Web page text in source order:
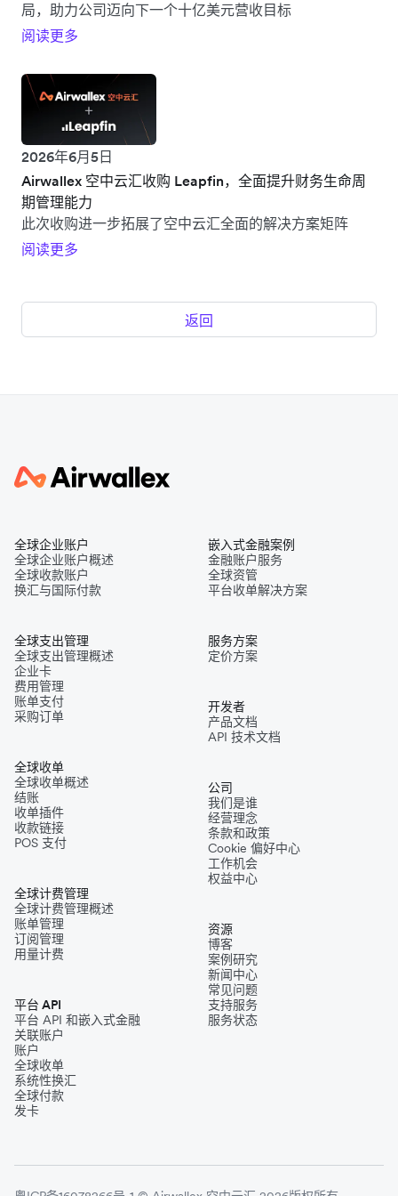
局，助力公司迈向下一个十亿美元营收目标
阅读更多
2026年6月5日
Airwallex 空中云汇收购 Leapfin，全面提升财务生命周
期管理能力
此次收购进一步拓展了空中云汇全面的解决方案矩阵
阅读更多
返回
全球企业账户
全球企业账户概述
全球收款账户
换汇与国际付款
全球支出管理
全球支出管理概述
企业卡
费用管理
账单支付
采购订单
全球收单
全球收单概述
结账
收单插件
收款链接
POS 支付
全球计费管理
全球计费管理概述
账单管理
订阅管理
用量计费
平台 API
平台 API 和嵌入式金融
关联账户
账户
全球收单
系统性换汇
全球付款
发卡
嵌入式金融案例
金融账户服务
全球资管
平台收单解决方案
服务方案
定价方案
开发者
产品文档
API 技术文档
公司
我们是谁
经营理念
条款和政策
Cookie 偏好中心
工作机会
权益中心
资源
博客
案例研究
新闻中心
常见问题
支持服务
服务状态